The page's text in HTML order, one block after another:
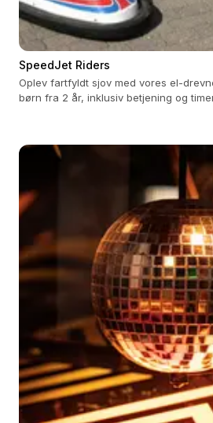
SpeedJet Riders
Oplev fartfyldt sjov med vores el-
børn fra 2 år, inklusiv betjening og